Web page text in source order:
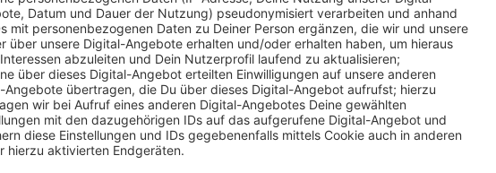
Die Ordnungshüter haben bei 35 Grad im Schatten unter
der Altstadt für ein vernünftiges Miteinander gesorgt. An der
Kanalpromenade forderte der städtische Ordnungsdienst über
Einsatzwagen zur Einhaltung der Abstände auf. Die Altstadt
stark besucht wie an den Wochenenden zuvor, deswegen gab
gegen die Abstandsregeln. Was es am Wochenende oft gab,